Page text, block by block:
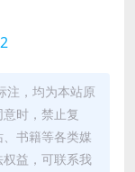
注，均为本站原
时，禁止复
书籍等各类媒
益，可联系我